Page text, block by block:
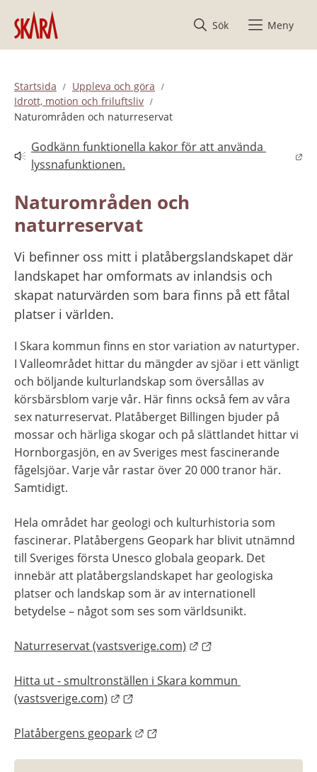
Hoppa till innehåll
Sök
Meny
Startsida
Uppleva och göra
Idrott, motion och friluftsliv
Naturområden och naturreservat
Godkänn funktionella kakor för att använda
lyssnafunktionen.
Länk till annan webbplats.
Naturområden och
naturreservat
Vi befinner oss mitt i platåbergslandskapet där
landskapet har omformats av inlandsis och
skapat naturvärden som bara finns på ett fåtal
platser i världen.
I Skara kommun finns en stor variation av naturtyper.
I Valleområdet hittar du mängder av sjöar i ett vänligt
och böljande kulturlandskap som översållas av
körsbärsblom varje vår. Här finns också fem av våra
sex naturreservat. Platåberget Billingen bjuder på
mossar och härliga skogar och på slättlandet hittar vi
Hornborgasjön, en av Sveriges mest fascinerande
fågelsjöar. Varje vår rastar över 20 000 tranor här.
Samtidigt.
Hela området har geologi och kulturhistoria som
fascinerar. Platåbergens Geopark har blivit utnämnd
till Sveriges första Unesco globala geopark. Det
innebär att platåbergslandskapet har geologiska
platser och landskap som är av internationell
betydelse – något som ses som världsunikt.
Naturreservat (vastsverige.com) Länk till annan
Hitta ut - smultronställen i Skara kommun
(vastsverige.com)
Länk till annan webbplats.
Platåbergens geopark Länk till annan webbplats.